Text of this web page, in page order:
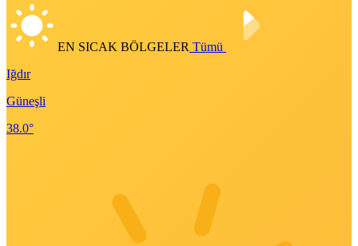
EN SICAK BÖLGELER Tümü
Iğdır
Güneşli
38.0°